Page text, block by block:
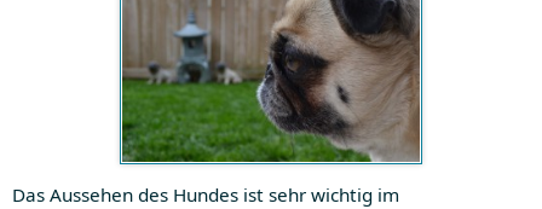
Das Aussehen des Hundes ist sehr wichtig im